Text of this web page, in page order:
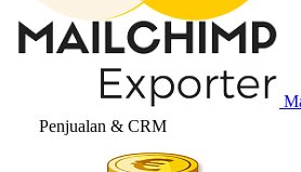
Penjualan & CRM